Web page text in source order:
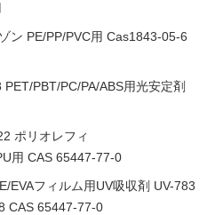
ン PE/PP/PVC用 Cas1843-05-6
PBT/PC/PA/ABS用光安定剤
ポリオレフィ
用 CAS 65447-77-0
EVAフィルム用UV吸収剤 UV-783
CAS 65447-77-0